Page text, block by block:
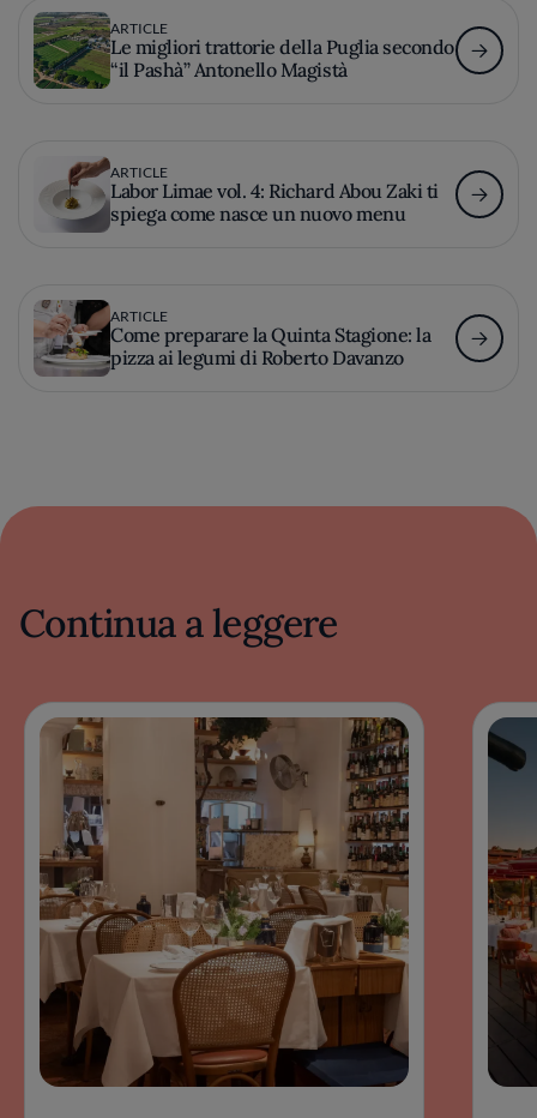
ARTICLE
Le migliori trattorie della Puglia secondo
“il Pashà” Antonello Magistà
ARTICLE
Labor Limae vol. 4: Richard Abou Zaki ti
spiega come nasce un nuovo menu
ARTICLE
Come preparare la Quinta Stagione: la
pizza ai legumi di Roberto Davanzo
Continua a leggere